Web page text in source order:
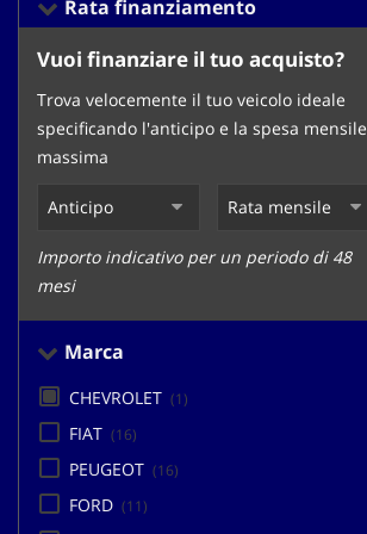
Rata finanziamento
Vuoi finanziare il tuo acquisto?
Trova velocemente il tuo veicolo ideale
specificando l'anticipo e la spesa mensile
massima
Importo indicativo per un periodo di 48
mesi
Marca
CHEVROLET (1)
FIAT (16)
PEUGEOT (16)
FORD (11)
tracciamento
che
adottiamo
offrire
le
funzionalità
svolgere
attività
di
seguito
descritte.
ottenere
maggiori
informazioni
sull'utilità
sul
funzionamento